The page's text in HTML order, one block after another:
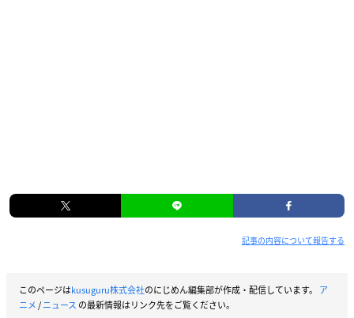
記事の内容について報告する
このページはkusuguru株式会社のにじめん編集部が作成・配信しています。 ア
ニメ/ニュース の最新情報はリンク先をご覧ください。